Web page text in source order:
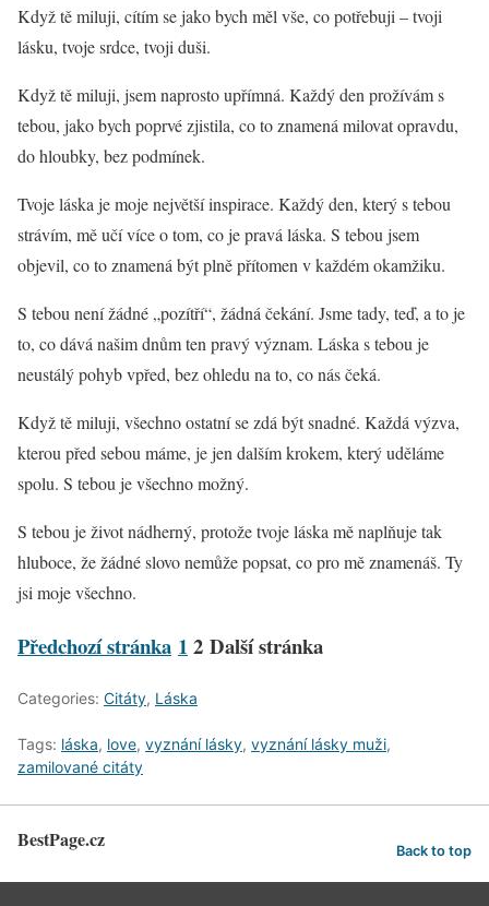
Když tě miluji, cítím se jako bych měl vše, co potřebuji – tvoji
lásku, tvoje srdce, tvoji duši.
Když tě miluji, jsem naprosto upřímná. Každý den prožívám s
tebou, jako bych poprvé zjistila, co to znamená milovat opravdu,
do hloubky, bez podmínek.
Tvoje láska je moje největší inspirace. Každý den, který s tebou
strávím, mě učí více o tom, co je pravá láska. S tebou jsem
objevil, co to znamená být plně přítomen v každém okamžiku.
S tebou není žádné „pozítří“, žádná čekání. Jsme tady, teď, a to je
to, co dává našim dnům ten pravý význam. Láska s tebou je
neustálý pohyb vpřed, bez ohledu na to, co nás čeká.
Když tě miluji, všechno ostatní se zdá být snadné. Každá výzva,
kterou před sebou máme, je jen dalším krokem, který uděláme
spolu. S tebou je všechno možný.
S tebou je život nádherný, protože tvoje láska mě naplňuje tak
hluboce, že žádné slovo nemůže popsat, co pro mě znamenáš. Ty
jsi moje všechno.
Předchozí stránka 12 Další stránka
Categories: Citáty, Láska
Tags: láska, love, vyznání lásky, vyznání lásky muži,
zamilované citáty
BestPage.cz Back to top